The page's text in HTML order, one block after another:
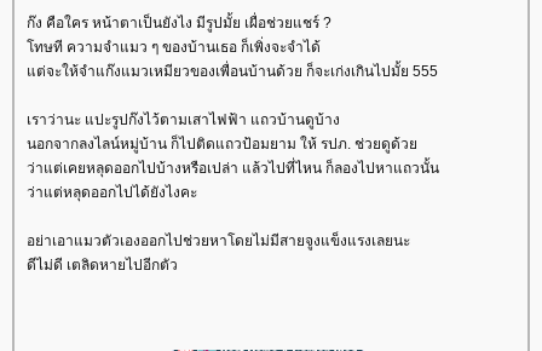
ก๊ง คือใคร หน้าตาเป็นยังไง มีรูปมั้ย เผื่อช่วยแชร์ ?
ทษที ความจำแมว ๆ ของบ้านเธอ ก็เพิ่งจะจำได้
ต่จะให้จำแก๊งแมวเหมียวของเพื่อนบ้านด้วย ก็จะเก่งเกินไปมั้ย 555
เราว่านะ แปะรูปก๊งไว้ตามเสาไฟฟ้า แถวบ้านดูบ้าง
นอกจากลงไลน์หมู่บ้าน ก็ไปติดแถวป้อมยาม ให้ รปภ. ช่วยดูด้ว
ว่าแต่เคยหลุดออกไปบ้างหรือเปล่า แล้วไปที่ไหน ก็ลองไปหาแถวนั้น
ว่าแต่หลุดออกไปได้ยังไงคะ
อย่าเอาแมวตัวเองออกไปช่วยหาโดยไม่มีสายจูงแข็งแรงเลยนะ
ดีไม่ดี เตลิดหายไปอีกตัว